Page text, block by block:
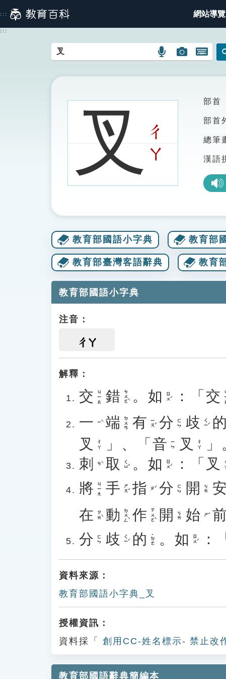
到
主
::: 網站導覽
:::
語
搜
圖
圖
搜
開
鍵
圖
叉ㄔ
ㄚ
部首
部首
總筆
漢語
教育部國語小字典 教育部
教育部臺灣客語辭典 教育
教育部國語小字典
注音：
ㄔㄚ
解釋：
交 ㄐㄧㄠ 錯 ㄘㄨㄛˋ 。 如 ㄖㄨˊ ：「 交
一
ㄧˋ 端 ㄉㄨㄢ 有 ㄧㄡˇ 分 ㄈㄣ 歧 ㄑㄧˊ 的
叉 ㄔㄚ 」、「 音 ㄧㄣ 叉 ㄔㄚ
」
刺
ㄘˋ 取 ㄑㄩˇ 。 如 ㄖㄨˊ ：「 叉
將 ㄐㄧㄤ 手 ㄕㄡˇ 指 ㄓˇ 分 ㄈㄣ 開 ㄎㄞ 安
在 ㄗㄞˋ 動 ㄉㄨㄥˋ 作 ㄗㄨㄛˋ 開 ㄎㄞ 始 ㄕˇ 前
分 ㄈㄣ 歧 ㄑㄧˊ 的 ˙ㄉㄜ 。 如 ㄖㄨˊ ：「
資料來源：
教育部國語小字典_叉
授權資訊：
資料採「
創用CC-姓名標示- 禁止改
教育部國語辭典簡編本